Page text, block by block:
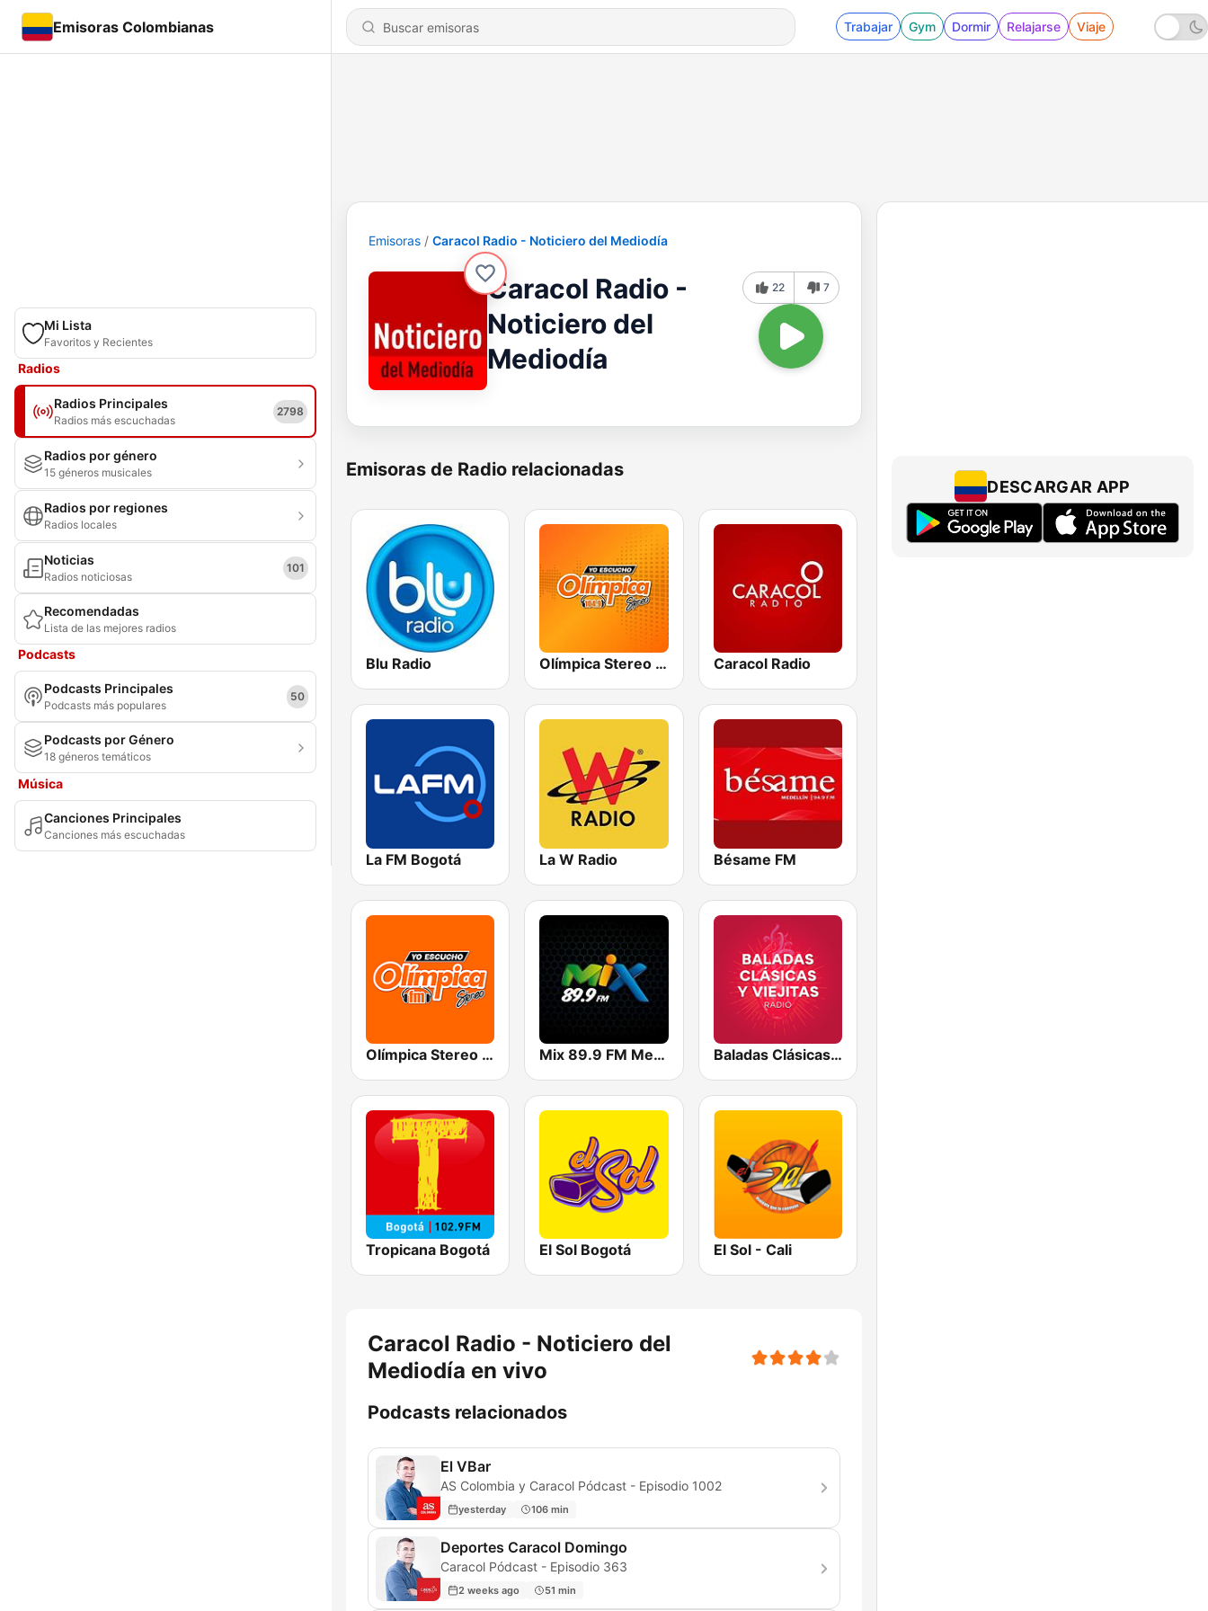
Emisoras Colombianas Trabajar Gym Dormir Relajarse Viaje
Mi Lista
Favoritos y Recientes
Radios
Radios Principales
Radios más escuchadas
2798
Radios por género
15 géneros musicales
Radios por regiones
Radios locales
Noticias
Radios noticiosas
101
Recomendadas
Lista de las mejores radios
Podcasts
Podcasts Principales
Podcasts más populares
50
Podcasts por Género
18 géneros temáticos
Música
Canciones Principales
Canciones más escuchadas
Emisoras Caracol Radio - Noticiero del Mediodía
Caracol Radio -
Noticiero del
Mediodía
22 7
Emisoras de Radio relacionadas
Blu Radio Olímpica Stereo - Medellín 104.9 FM Caracol Radio
La FM Bogotá La W Radio Bésame FM
Olímpica Stereo Cali 104.5 FM Mix 89.9 FM Medellin Baladas Clásicas y Viejitas Radio
Tropicana Bogotá El Sol Bogotá El Sol - Cali
Caracol Radio - Noticiero del
Mediodía en vivo
Podcasts relacionados
El VBar
AS Colombia y Caracol Pódcast - Episodio 1002
yesterday 106 min
Deportes Caracol Domingo
Caracol Pódcast - Episodio 363
2 weeks ago 51 min
DESCARGAR APP